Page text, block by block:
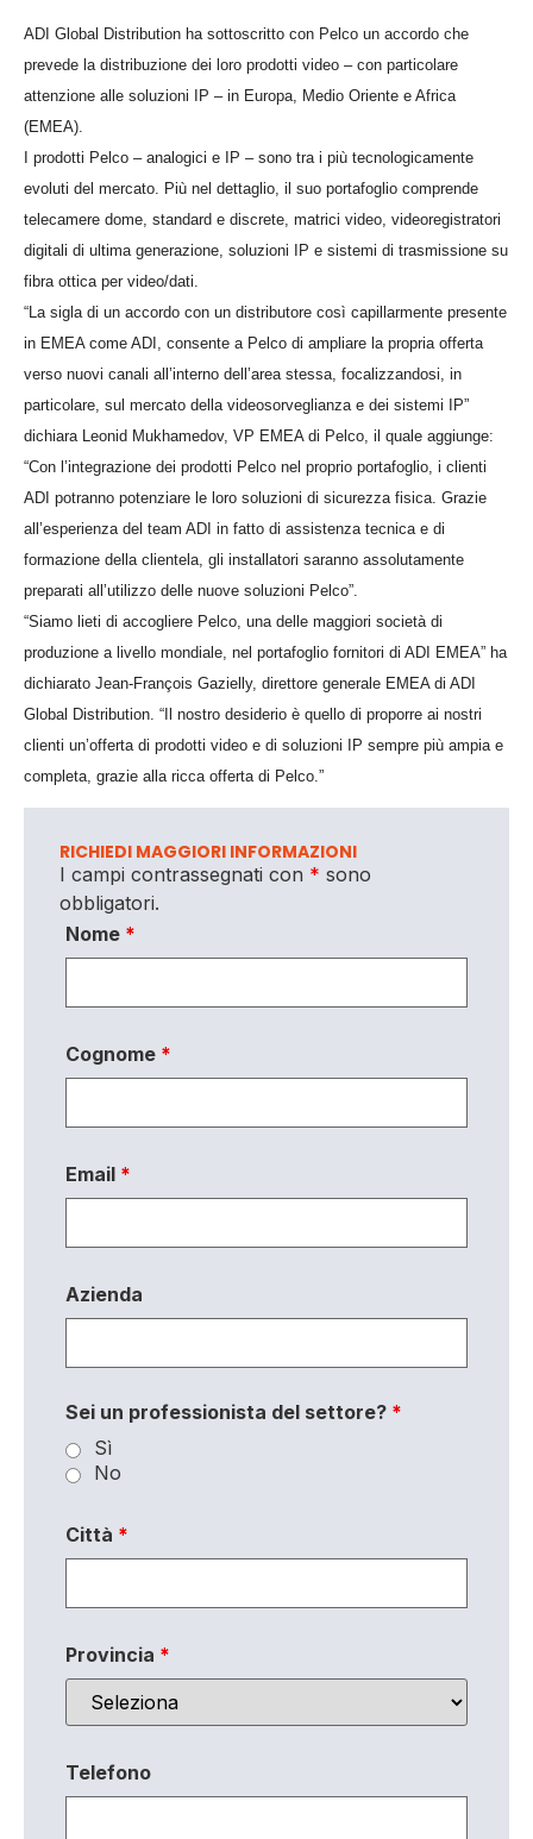
ADI Global Distribution ha sottoscritto con Pelco un accordo che
prevede la distribuzione dei loro prodotti video – con particolare
attenzione alle soluzioni IP – in Europa, Medio Oriente e Africa
(EMEA).
I prodotti Pelco – analogici e IP – sono tra i più tecnologicamente
evoluti del mercato. Più nel dettaglio, il suo portafoglio comprende
telecamere dome, standard e discrete, matrici video, videoregistratori
digitali di ultima generazione, soluzioni IP e sistemi di trasmissione su
fibra ottica per video/dati.
“La sigla di un accordo con un distributore così capillarmente presente
in EMEA come ADI, consente a Pelco di ampliare la propria offerta
verso nuovi canali all’interno dell’area stessa, focalizzandosi, in
particolare, sul mercato della videosorveglianza e dei sistemi IP”
dichiara Leonid Mukhamedov, VP EMEA di Pelco, il quale aggiunge:
“Con l’integrazione dei prodotti Pelco nel proprio portafoglio, i clienti
ADI potranno potenziare le loro soluzioni di sicurezza fisica. Grazie
all’esperienza del team ADI in fatto di assistenza tecnica e di
formazione della clientela, gli installatori saranno assolutamente
preparati all’utilizzo delle nuove soluzioni Pelco”.
“Siamo lieti di accogliere Pelco, una delle maggiori società di
produzione a livello mondiale, nel portafoglio fornitori di ADI EMEA” ha
dichiarato Jean-François Gazielly, direttore generale EMEA di ADI
Global Distribution. “Il nostro desiderio è quello di proporre ai nostri
clienti un’offerta di prodotti video e di soluzioni IP sempre più ampia e
completa, grazie alla ricca offerta di Pelco.”
RICHIEDI MAGGIORI INFORMAZIONI
I campi contrassegnati con * sono
obbligatori.
Nome *
Cognome *
Email *
Azienda
Sei un professionista del settore? *
Sì
No
Città *
Provincia *
Telefono